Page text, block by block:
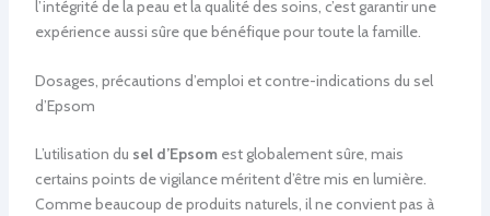
l’intégrité de la peau et la qualité des soins, c’est garantir une
expérience aussi sûre que bénéfique pour toute la famille.
Dosages, précautions d’emploi et contre-indications du sel
d’Epsom
L’utilisation du sel d’Epsomest globalement sûre, mais
certains points de vigilance méritent d’être mis en lumière.
Comme beaucoup de produits naturels, il ne convient pas à